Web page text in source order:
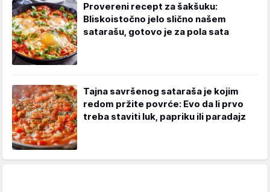
Provereni recept za šakšuku:
Bliskoistočno jelo slično našem
satarašu, gotovo je za pola sata
Tajna savršenog sataraša je kojim
redom pržite povrće: Evo da li prvo
treba staviti luk, papriku ili paradajz